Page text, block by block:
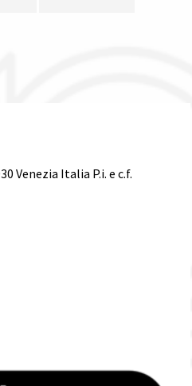
Venezia Italia P.i. e c.f.